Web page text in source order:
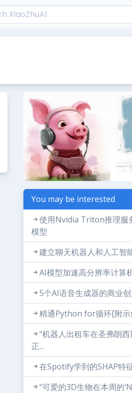
You may be interested
使用Nvidia Triton推理服
模型
建立聊天机器人和人工智
AI模型加速高分辨率计算
5个AI语音生成器的商业
精通Python for循环[附示
“机器人出租车在圣弗朗
正...
在Spotify学到的SHAP特
“可爱的3D生物在本周的